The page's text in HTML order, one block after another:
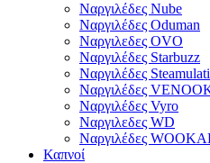
Ναργιλέδες Nube
Ναργιλέδες Oduman
Ναργιλεδες OVO
Ναργιλέδες Starbuzz
Ναργιλέδες
Ναργιλέδες
Ναργιλέδες Vyro
Ναργιλεδες WD
Ναργιλέδες
Καπνοί